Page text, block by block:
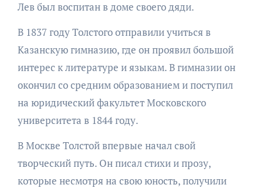
Лев был воспитан в доме своего дяди.
В 1837 году Толстого отправили учиться в
Казанскую гимназию, где он проявил большой
интерес к литературе и языкам. В гимназии он
окончил со средним образованием и поступил
на юридический факультет Московского
университета в 1844 году.
В Москве Толстой впервые начал свой
творческий путь. Он писал стихи и прозу,
которые несмотря на свою юность, получили